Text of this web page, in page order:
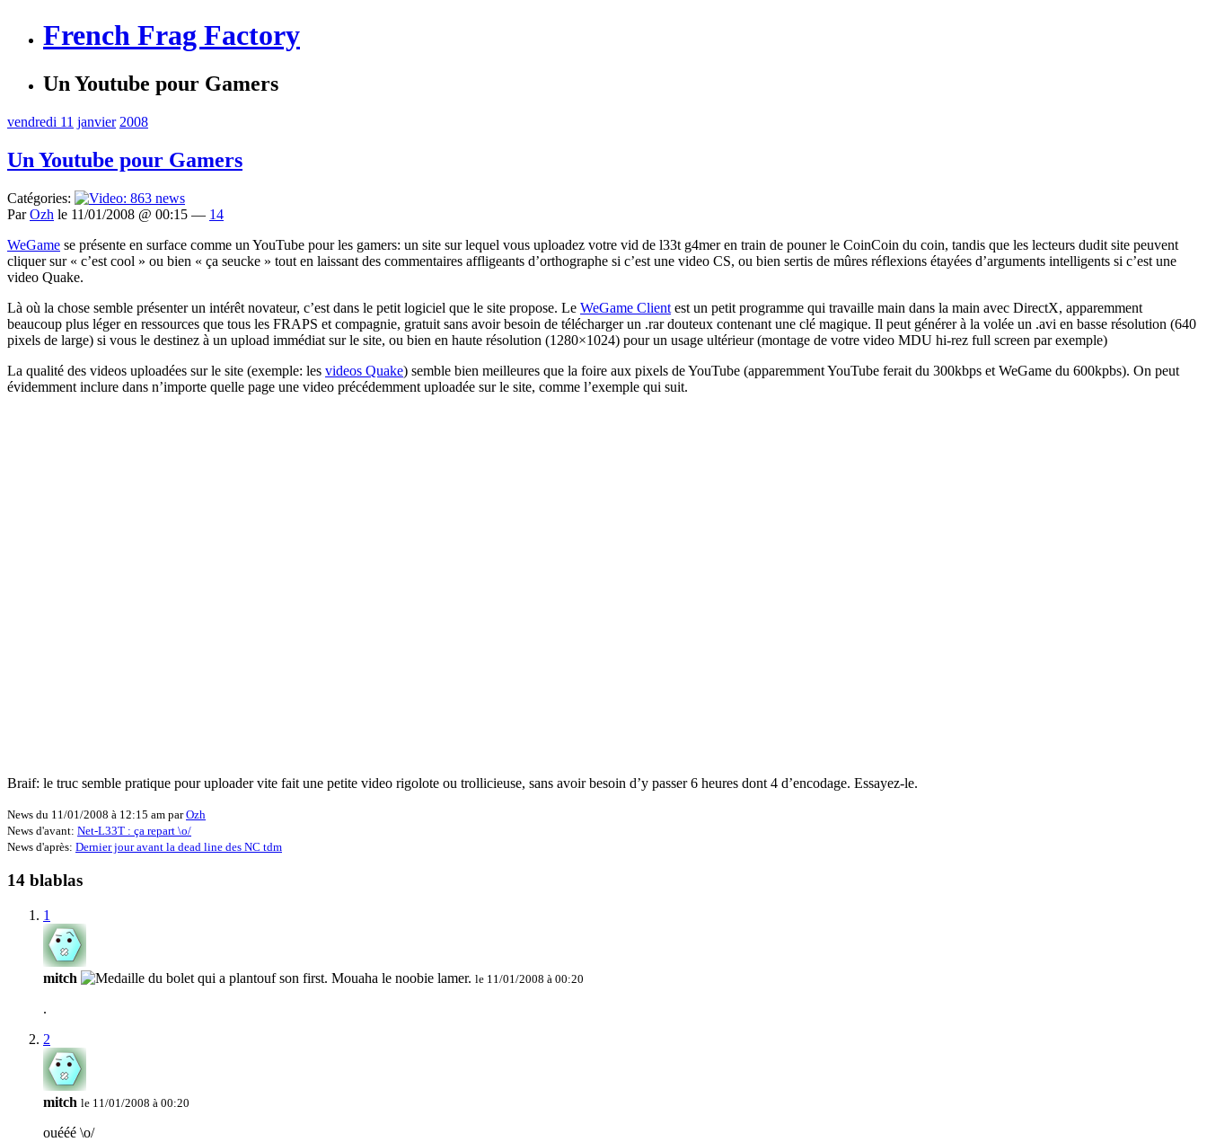
French Frag Factory
Un Youtube pour Gamers
vendredi 11 janvier 2008
Un Youtube pour Gamers
Catégories:
ParOzh le 11/01/2008 @ 00:15 — 14
WeGame se présente en surface comme un YouTube pour les gamers: un site sur lequel vous uploadez votre vid de l33t g4mer en train de pouner le CoinCoin du coin, tandis que les lecteurs dudit site peuvent
cliquer sur « c’est cool » ou bien « ça seucke » tout en laissant des commentaires affligeants d’orthographe si c’est une video CS, ou bien sertis de mûres réflexions étayées d’arguments intelligents si c’est une
video Quake.
Là où la chose semble présenter un intérêt novateur, c’est dans le petit logiciel que le site propose. Le WeGame Client est un petit programme qui travaille main dans la main avec DirectX, apparemment
beaucoup plus léger en ressources que tous les FRAPS et compagnie, gratuit sans avoir besoin de télécharger un .rar douteux contenant une clé magique. Il peut générer à la volée un .avi en basse résolution (640
pixels de large) si vous le destinez à un upload immédiat sur le site, ou bien en haute résolution (1280×1024) pour un usage ultérieur (montage de votre video MDU hi-rez full screen par exemple)
La qualité des videos uploadées sur le site (exemple: les videos Quake) semble bien meilleures que la foire aux pixels de YouTube (apparemment YouTube ferait du 300kbps et WeGame du 600kpbs). On peut
évidemment inclure dans n’importe quelle page une video précédemment uploadée sur le site, comme l’exemple qui suit.
Braif: le truc semble pratique pour uploader vite fait une petite video rigolote ou trollicieuse, sans avoir besoin d’y passer 6 heures dont 4 d’encodage. Essayez-le.
News du 11/01/2008 à 12:15 am parOzh
News d'avant: Net-L33T : ça repart \o/
News d'après: Dernier jour avant la dead line des NC tdm
14 blablas
1
mitch le 11/01/2008 à 00:20
.
2
mitch le 11/01/2008 à 00:20
ouééé \o/